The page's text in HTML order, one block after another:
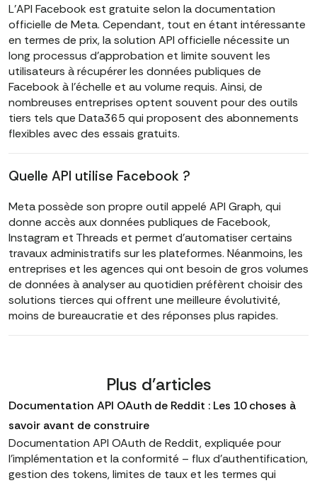
L'API Facebook est gratuite selon la documentation
officielle de Meta. Cependant, tout en étant intéressante
en termes de prix, la solution API officielle nécessite un
long processus d'approbation et limite souvent les
utilisateurs à récupérer les données publiques de
Facebook à l'échelle et au volume requis. Ainsi, de
nombreuses entreprises optent souvent pour des outils
tiers tels que Data365 qui proposent des abonnements
flexibles avec des essais gratuits.
Quelle API utilise Facebook ?
Meta possède son propre outil appelé API Graph, qui
donne accès aux données publiques de Facebook,
Instagram et Threads et permet d'automatiser certains
travaux administratifs sur les plateformes. Néanmoins, les
entreprises et les agences qui ont besoin de gros volumes
de données à analyser au quotidien préfèrent choisir des
solutions tierces qui offrent une meilleure évolutivité,
moins de bureaucratie et des réponses plus rapides.
Plus d'articles
Documentation API OAuth de Reddit : Les 10 choses à
savoir avant de construire
Documentation API OAuth de Reddit, expliquée pour
l'implémentation et la conformité – flux d'authentification,
gestion des tokens, limites de taux et les termes qui